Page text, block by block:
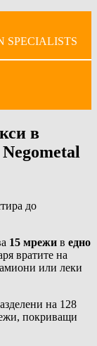
SPECIALISTS
в
до
15 мрежи в едно
вратите на
или леки
на 128
покриващи